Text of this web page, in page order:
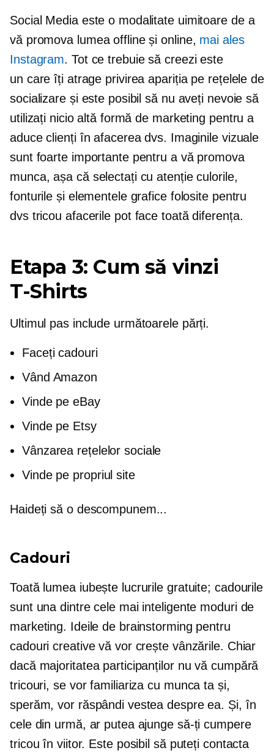
Social Media este o modalitate uimitoare de a
vă promova lumea offline și online, mai ales
Instagram. Tot ce trebuie să creezi este
un care îți atrage privirea apariția pe rețelele de
socializare și este posibil să nu aveți nevoie să
utilizați nicio altă formă de marketing pentru a
aduce clienți în afacerea dvs. Imaginile vizuale
sunt foarte importante pentru a vă promova
munca, așa că selectați cu atenție culorile,
fonturile și elementele grafice folosite pentru
dvs tricou afacerile pot face toată diferența.
Etapa 3: Cum să vinzi
T-Shirts
Ultimul pas include următoarele părți.
Faceți cadouri
Vând Amazon
Vinde pe eBay
Vinde pe Etsy
Vânzarea rețelelor sociale
Vinde pe propriul site
Haideți să o descompunem...
Cadouri
Toată lumea iubește lucrurile gratuite; cadourile
sunt una dintre cele mai inteligente moduri de
marketing. Ideile de brainstorming pentru
cadouri creative vă vor crește vânzările. Chiar
dacă majoritatea participanților nu vă cumpără
tricouri, se vor familiariza cu munca ta și,
sperăm, vor răspândi vestea despre ea. Și, în
cele din urmă, ar putea ajunge să-ți cumpere
tricou în viitor. Este posibil să puteți contacta